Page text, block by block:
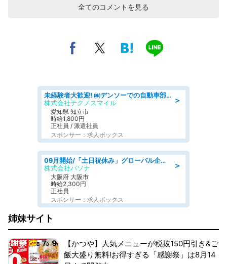
全てのコメントを見る
＞
未経験者大歓迎! ㈱デンソーでの自動車部品の組立作業 denso aichi
株式会社テクノスマイル
愛知県 知立市
時給1,800円
正社員 / 派遣社員
スポンサー：求人ボックス
＞
09月開始/「土日祝休み」グローバル企業での産業保健のお仕事/保健師/高時給/残業なし/服装自由
株式会社パソナ
大阪府 大阪市
時給2,300円
正社員
スポンサー：求人ボックス
姉妹サイト
【かつや】人気メニューが税抜150円引き&ご
飯大盛り無料!お得すぎる「感謝祭」は8月14